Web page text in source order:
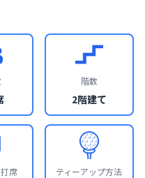
階数
2階建て
席 ティーアップ方法